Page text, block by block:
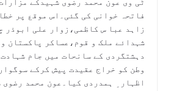
ٹی وی عون محمد رضوی شہیدکے
فاتحہ خوانی کی گئی۔اس موقع پر
زاہد عبا س کاظمی،زوار علی ابوذر
شہدائے ملک و قوم،عساکر پاکستان و
دہشتگردی کے سانحات میں جام
وطن کو خراج عقیدت پیش کرکے
اظہار ِ ہمدردی کیا۔عون محمد رضوی